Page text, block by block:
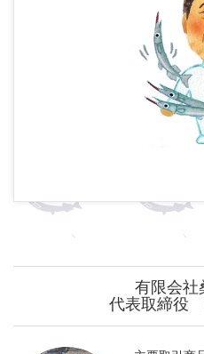
有限会社
代表取締